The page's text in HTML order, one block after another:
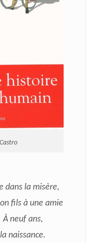
dans la misère,
fils à une amie
neuf ans,
naissance.